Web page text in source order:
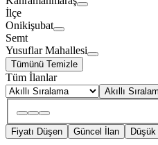
İlçe
Onikişubat
Semt
Yusuflar Mahallesi
Tümünü Temizle
Tüm İlanlar
Akıllı
Fiyatı Düşen Güncel İlan